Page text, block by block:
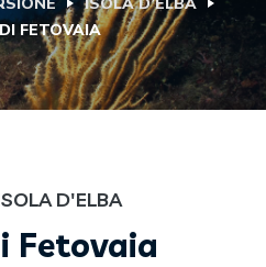
FETOVAIA
D'ELBA
Fetovaia